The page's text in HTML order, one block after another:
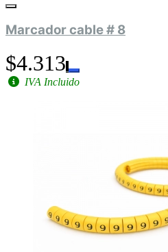
Marcador cable # 8
$4.313
IVA Incluido